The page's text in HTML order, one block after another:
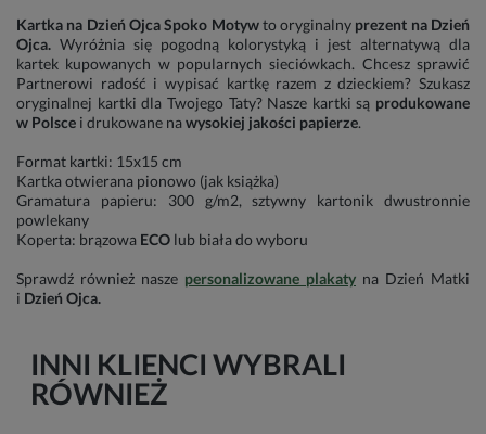
Kartka na Dzień Ojca Spoko Motywto oryginalny prezent na Dzień
Ojca. Wyróżnia się pogodną kolorystyką i jest alternatywą dla
kartek kupowanych w popularnych sieciówkach. Chcesz sprawić
Partnerowi radość i wypisać kartkę razem z dzieckiem? Szukasz
oryginalnej kartki dla Twojego Taty? Nasze kartki są produkowane
w Polsce i drukowane nawysokiej jakości papierze.
Format kartki: 15x15 cm
Kartka otwierana pionowo (jak książka)
Gramatura papieru: 300 g/m2, sztywny kartonik dwustronnie
powlekany
Koperta: brązowa ECO lub biała do wyboru
Sprawdź również nasze personalizowane plakaty na Dzień Matki
i Dzień Ojca.
INNI KLIENCI WYBRALI
RÓWNIEŻ